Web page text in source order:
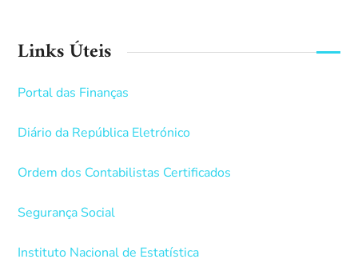
Links Úteis
Portal das Finanças
Diário da República Eletrónico
Ordem dos Contabilistas Certificados
Segurança Social
Instituto Nacional de Estatística